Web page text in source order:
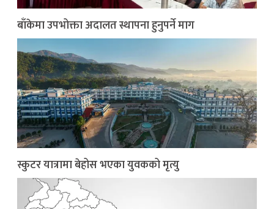
बाँकेमा उपभोक्ता अदालत स्थापना हुनुपर्ने माग
स्कुटर यात्रामा बेहोस भएका युवकको मृत्यु